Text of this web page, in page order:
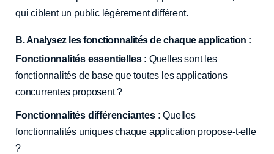
qui ciblent un public légèrement différent.
B. Analysez les fonctionnalités de chaque application :
Fonctionnalités essentielles : Quelles sont les
fonctionnalités de base que toutes les applications
concurrentes proposent ?
Fonctionnalités différenciantes : Quelles
fonctionnalités uniques chaque application propose-t-elle
?